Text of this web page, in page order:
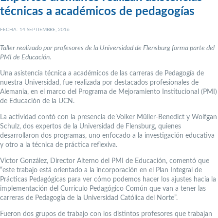
técnicas a académicos de pedagogías
FECHA: 14 SEPTIEMBRE, 2016
Taller realizado por profesores de la Universidad de Flensburg forma parte del
PMI de Educación.
Una asistencia técnica a académicos de las carreras de Pedagogía de
nuestra Universidad, fue realizada por destacados profesionales de
Alemania, en el marco del Programa de Mejoramiento Institucional (PMI)
de Educación de la UCN.
La actividad contó con la presencia de Volker Müller-Benedict y Wolfgan
Schulz, dos expertos de la Universidad de Flensburg, quienes
desarrollaron dos programas, uno enfocado a la investigación educativa
y otro a la técnica de práctica reflexiva.
Víctor González, Director Alterno del PMI de Educación, comentó que
“este trabajo está orientado a la incorporación en el Plan Integral de
Prácticas Pedagógicas para ver cómo podemos hacer los ajustes hacia la
implementación del Currículo Pedagógico Común que van a tener las
carreras de Pedagogía de la Universidad Católica del Norte”.
Fueron dos grupos de trabajo con los distintos profesores que trabajan